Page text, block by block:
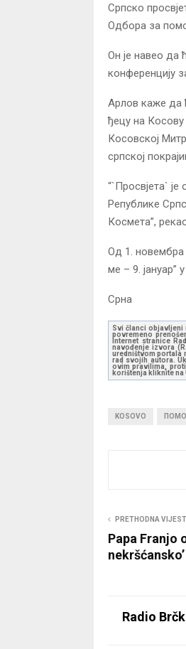
Српско
Одбора за
Он је навео да
конференцију
Арлов каже да
ђецу на Косову
Косовској
српској
“`Просвјета`
Републике
Космета”,
Од 1. новембра
ме – 9. јануар”
Срна
Svi članci objavljeni
povremeno
Internet stranice
navođenje izvora
uredništvom portala
rad svojih autora.
ovim pravilima,
korištenja kliknite na
KOSOVO
PRETHODNA VIJEST
Papa Franjo
Radio